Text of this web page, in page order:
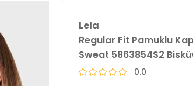
Lela
Regular Fit Pamuklu
Sweat 5863854S2
0.0